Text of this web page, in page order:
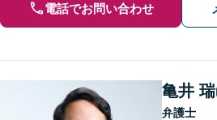
電話でお問い合わせ
亀井
弁護士